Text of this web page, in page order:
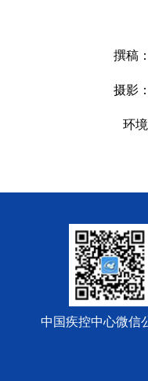
撰稿：朱
摄影
环
中国疾控中心微信